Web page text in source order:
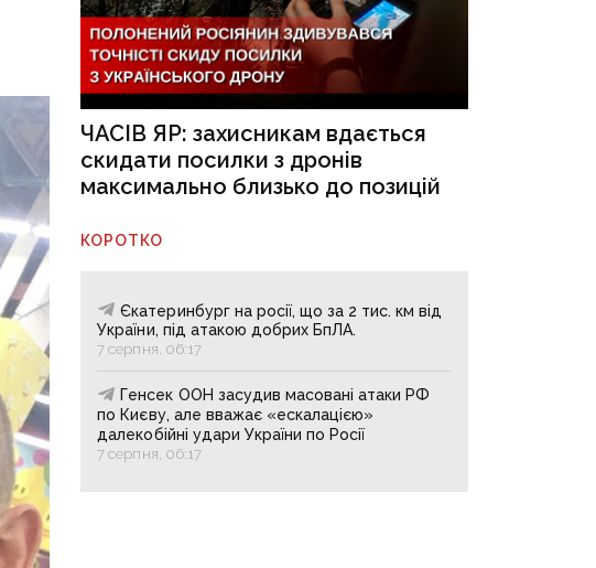
ЧАСІВ ЯР: захисникам вдається
скидати посилки з дронів
максимально близько до позицій
КОРОТКО
Єкатеринбург на росії, що за 2 тис. км від
України, під атакою добрих БпЛА.
7 серпня, 06:17
Генсек ООН засудив масовані атаки РФ
по Києву, але вважає «ескалацією»
далекобійні удари України по Росії
7 серпня, 06:17